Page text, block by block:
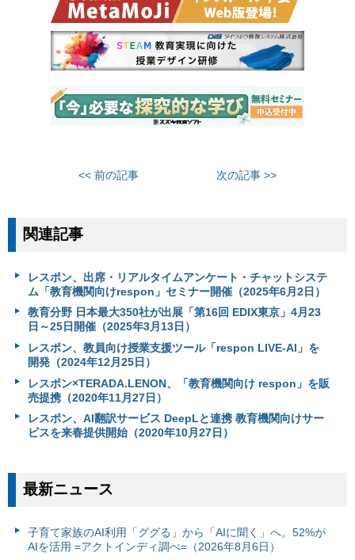
<< 前の記事 次の記事 >>
関連記事
レスポン、出席・リアルタイムアンケート・チャットシステ
ム「教育機関向けrespon」セミナー開催（2025年6月2日）
教育分野 日本最大350社が出展「第16回 EDIX東京」4月23
日～25日開催（2025年3月13日）
レスポン、教員向け授業支援ツール「respon LIVE-AI」を
開発（2024年12月25日）
レスポン×TERADA.LENON、「教育機関向け respon」を販
売提携（2020年11月27日）
レスポン、AI翻訳サービス DeepLと連携 教育機関向けサー
ビスを来春提供開始（2020年10月27日）
最新ニュース
子育て家族のAI利用「ググる」から「AIに聞く」へ。52%が
AIを活用 =アクトインディ調べ=（2026年8月6日）